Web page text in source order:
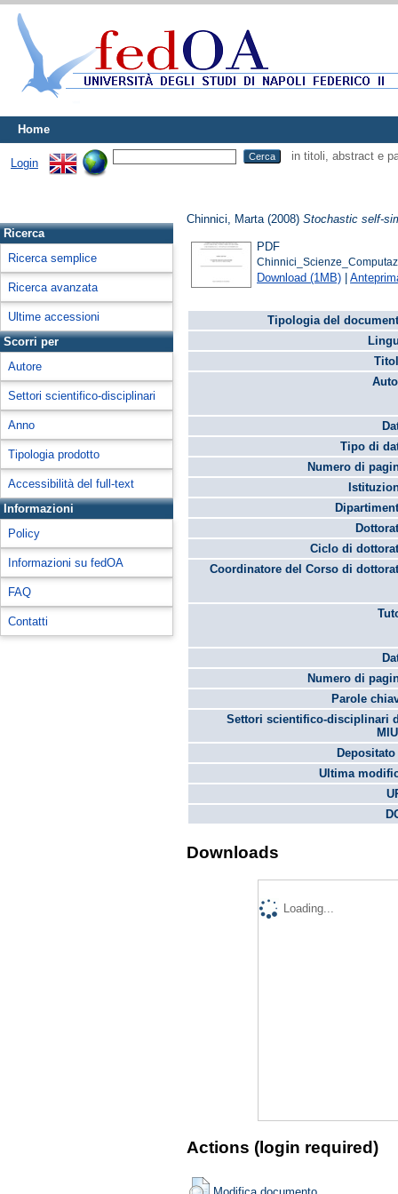
Home
Login
in titoli, abstract e
Ricerca
Ricerca semplice
Ricerca avanzata
Ultime accessioni
Scorri per
Autore
Settori scientifico-disciplinari
Anno
Tipologia prodotto
Accessibilità del full-text
Informazioni
Policy
Informazioni su fedOA
FAQ
Contatti
Chinnici, Marta (2008)Stochastic self-
PDF
Download (1MB) |
Tipologia del
Tipo di
Numero di
Ciclo di
Coordinatore del Corso di
Numero di
Parole
Settori scientifico-disciplinari
Ultima
Downloads
Loading...
Actions (login required)